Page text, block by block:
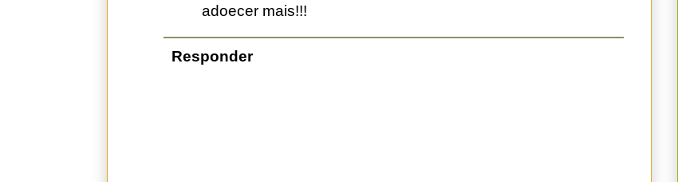
adoecer mais!!!
Responder